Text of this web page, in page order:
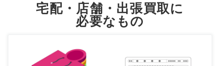
宅配・店舗・出張買取に
必要なもの